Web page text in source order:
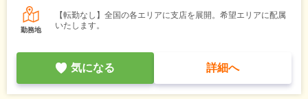
勤務地
【転勤なし】全国の各エリアに支店を展開。希望エリアに配属
いたします。
気になる 詳細へ